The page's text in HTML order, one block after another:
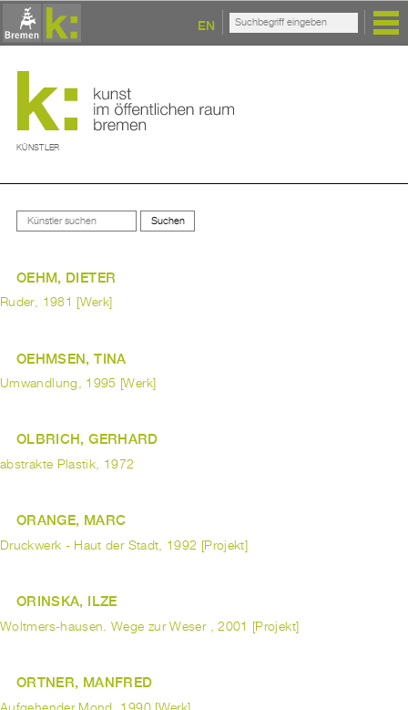
EN
KÜNSTLER
OEHM, DIETER
Ruder, 1981 [Werk]
OEHMSEN, TINA
Umwandlung, 1995 [Werk]
OLBRICH, GERHARD
abstrakte Plastik, 1972
ORANGE, MARC
Druckwerk - Haut der Stadt, 1992 [Projekt]
ORINSKA, ILZE
Woltmers-hausen. Wege zur Weser , 2001 [Projekt]
ORTNER, MANFRED